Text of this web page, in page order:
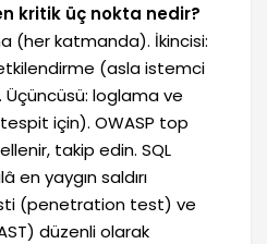
kritik üç nokta nedir?
(her katmanda). İkincisi:
(asla istemci
loglama ve
tespit için). OWASP top
takip edin. SQL
en yaygın saldırı
(penetration test) ve
düzenli olarak